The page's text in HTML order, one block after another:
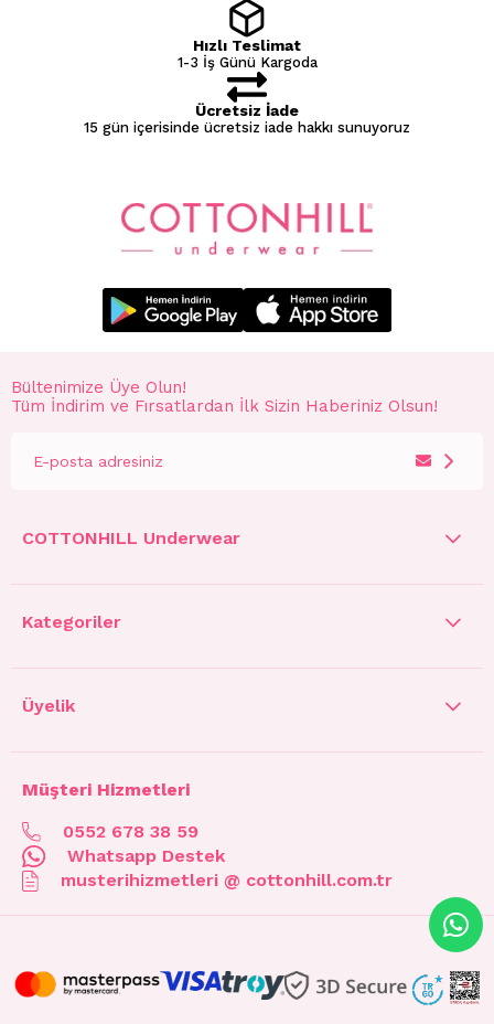
Hızlı Teslimat
1-3 İş Günü Kargoda
Ücretsiz İade
15 gün içerisinde ücretsiz iade hakkı sunuyoruz
Bültenimize Üye Olun!
Tüm İndirim ve Fırsatlardan İlk Sizin Haberiniz Olsun!
COTTONHILL Underwear
Kategoriler
Üyelik
Müşteri Hizmetleri
0552 678 38 59
Whatsapp Destek
musterihizmetleri @ cottonhill.com.tr